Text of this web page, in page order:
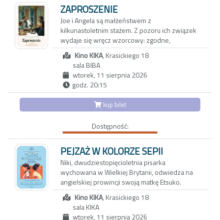
trzynastoletniej córki Vittorii - inteligentnej,
dociekliwej i ekscentrycznej nastolatki.
Okazuje się, że także oni przeżywają poważny
kryzys, który najbardziej odbija się na
dziewczynce. Vittoria, która nie może dogadać
się z rodzicami, znajduje oparcie w Carlu,
nawiązując z nim bliską więź. To dopiero
początek nadchodzących problemów…
ZAPROSZENIE
Joe i Angela są małżeństwem z
kilkunastoletnim stażem. Z pozoru ich związek
wydaje się wręcz wzorcowy: zgodne,
spokojne życie w porządnej dzielnicy, udane
dziecko, niezły status materialny. Jednak pod
powierzchnią kryją się wzajemne pretensje,
drobne konflikty, a przede wszystkim nuda i
rutyna. Gdy pewnego wieczoru Joe i Angela
zapraszają na kolację parę tajemniczych
sąsiadów, swobodna i przyjacielska rozmowa
grę. To, co dotąd skrywane, wychodzi na jaw, a
niewypowiedziane pragnienia ducha i ciała
zaczynają nabierać niebezpiecznie realnych
kształtów. Czy obie pary pójdą dziś spać we
własnych łóżkach?
Kino KIKA, Krasickiego 18
sala BIBA
wtorek, 11 sierpnia 2026
godz. 20:15
kup bilet
Dostępność:
PEJZAŻ W KOLORZE SEPII
Niki, dwudziestopięcioletnia pisarka
wychowana w Wielkiej Brytanii, odwiedza na
angielskiej prowincji swoją matkę Etsuko.
Pretekstem jest sprzedaż rodzinnego domu,
ale za pozornie zwyczajnym spotkaniem kryje
się potrzeba zadania pytań, które przez lata
Kino KIKA, Krasickiego 18
sala KIKA
wtorek, 11 sierpnia 2026